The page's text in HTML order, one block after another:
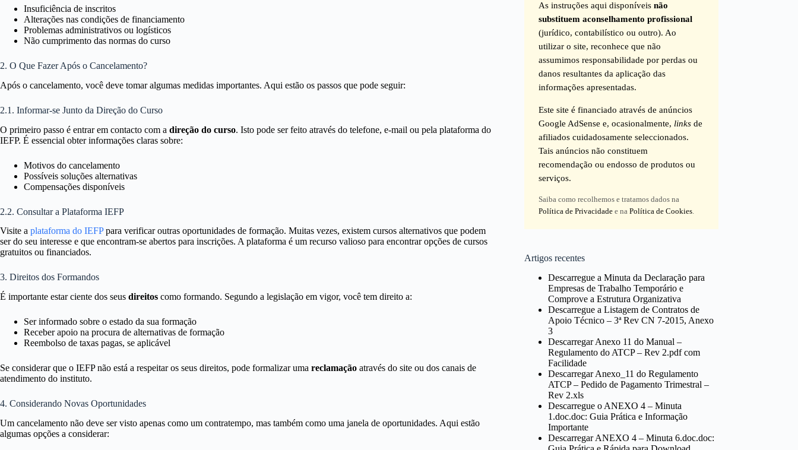
Insuficiência de inscritos
Alterações nas condições de financiamento
Problemas administrativos ou logísticos
Não cumprimento das normas do curso
2. O Que Fazer Após o Cancelamento?
Após o cancelamento, você deve tomar algumas medidas importantes. Aqui estão os passos que pode seguir:
2.1. Informar-se Junto da Direção do Curso
O primeiro passo é entrar em contacto com a direção do curso. Isto pode ser feito através do telefone, e-mail ou pela plataforma do
IEFP. É essencial obter informações claras sobre:
Motivos do cancelamento
Possíveis soluções alternativas
Compensações disponíveis
2.2. Consultar a Plataforma IEFP
Visite a plataforma do IEFPpara verificar outras oportunidades de formação. Muitas vezes, existem cursos alternativos que podem
ser do seu interesse e que encontram-se abertos para inscrições. A plataforma é um recurso valioso para encontrar opções de cursos
gratuitos ou financiados.
3. Direitos dos Formandos
É importante estar ciente dos seus direitos como formando. Segundo a legislação em vigor, você tem direito a:
Ser informado sobre o estado da sua formação
Receber apoio na procura de alternativas de formação
Reembolso de taxas pagas, se aplicável
Se considerar que o IEFP não está a respeitar os seus direitos, pode formalizar uma reclamação através do site ou dos canais de
atendimento do instituto.
4. Considerando Novas Oportunidades
Um cancelamento não deve ser visto apenas como um contratempo, mas também como uma janela de oportunidades. Aqui estão
algumas opções a considerar:
As instruções aqui disponíveisnão
substituem aconselhamento profissional
(jurídico, contabilístico ou outro). Ao
utilizar o site, reconhece que não
assumimos responsabilidade por perdas ou
danos resultantes da aplicação das
informações apresentadas.
Este site é financiado através de anúncios
Google AdSense e, ocasionalmente, links de
afiliados cuidadosamente seleccionados.
Tais anúncios não constituem
recomendação ou endosso de produtos ou
serviços.
Saiba como recolhemos e tratamos dados na
Política de Privacidade e naPolítica de Cookies.
Artigos recentes
Descarregue a Minuta da Declaração para
Empresas de Trabalho Temporário e
Comprove a Estrutura Organizativa
Descarregue a Listagem de Contratos de
Apoio Técnico – 3ª Rev CN 7-2015, Anexo
3
Descarregar Anexo 11 do Manual –
Regulamento do ATCP – Rev 2.pdf com
Facilidade
Descarregar Anexo_11 do Regulamento
ATCP – Pedido de Pagamento Trimestral –
Rev 2.xls
Descarregue o ANEXO 4 – Minuta
1.doc.doc: Guia Prática e Informação
Importante
Descarregar ANEXO 4 – Minuta 6.doc.doc: